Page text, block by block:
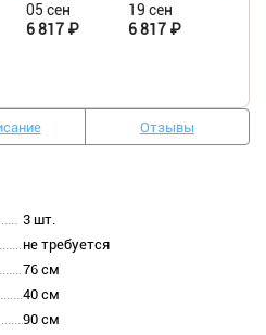
05 сен
6 817 ₽
19 сен
6 817 ₽
Отзывы
3 шт.
не требуется
76 см
40 см
90 см